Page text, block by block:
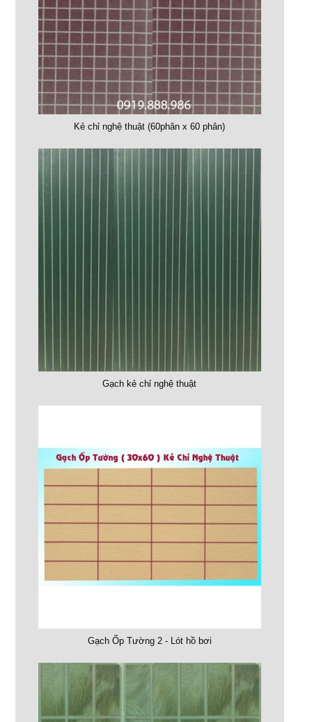
Kẻ chỉ nghệ thuật (60phân x 60 phân)
Gạch kẻ chỉ nghệ thuật
Gạch Ốp Tường 2 - Lót hồ bơi